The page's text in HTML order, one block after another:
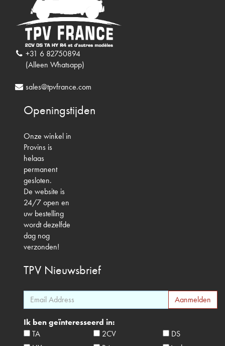
+31 6 82750894
(Alleen Whatsapp)
sales@tpvfrance.com
Openingstijden
Onze winkel in
Provins is
helaas
permanent
gesloten.
De website is
24/7 open en
uw bestelling
wordt dezelfde
dag nog
verzonden!
TPV Nieuwsbrief
Ik ben geïnteresseerd in:
TA
2CV
DS